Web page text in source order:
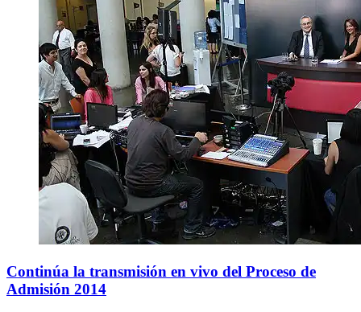
Continúa la transmisión en vivo del Proceso de
Admisión 2014